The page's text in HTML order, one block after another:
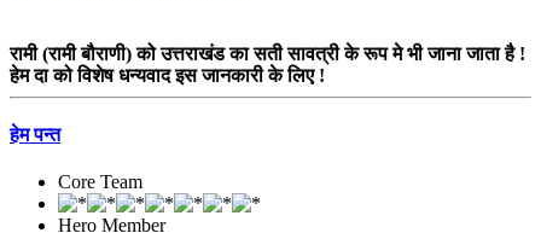
रामी (रामी बौराणी) को उत्तराखंड का सती सावत्री के रूप मे भी जाना जाता है !
हेम दा को विशेष धन्यवाद इस जानकारी के लिए !
हेम पन्त
Core Team
Hero Member